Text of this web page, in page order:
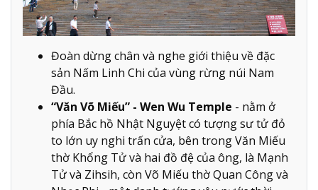
Đoàn dừng chân và nghe giới thiệu về đặc
sản Nấm Linh Chi của vùng rừng núi Nam
Đầu.
“Văn Võ Miếu” - Wen Wu Temple - nằm ở
phía Bắc hồ Nhật Nguyệt có tượng sư tử đỏ
to lớn uy nghi trấn cửa, bên trong Văn Miếu
thờ Khổng Tử và hai đồ đệ của ông, là Mạnh
Tử và Zihsih, còn Võ Miếu thờ Quan Công và